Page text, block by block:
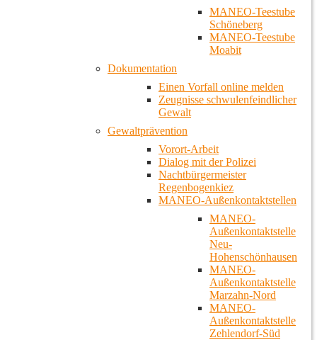
MANEO-Teestube
Schöneberg
MANEO-Teestube
Moabit
Dokumentation
Einen Vorfall online melden
Zeugnisse schwulenfeindlicher
Gewalt
Gewaltprävention
Vorort-Arbeit
Dialog mit der Polizei
Nachtbürgermeister
Regenbogenkiez
MANEO-Außenkontaktstellen
MANEO-
Außenkontaktstelle
Neu-
Hohenschönhausen
MANEO-
Außenkontaktstelle
Marzahn-Nord
MANEO-
Außenkontaktstelle
Zehlendorf-Süd